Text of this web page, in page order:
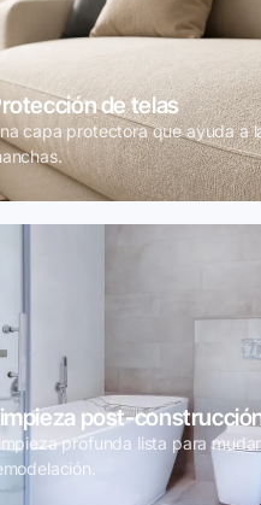
de telas
capa protectora que ayuda a
post-
profunda lista para